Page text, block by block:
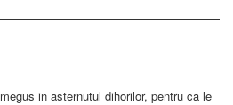
in asternutul dihorilor, pentru ca le